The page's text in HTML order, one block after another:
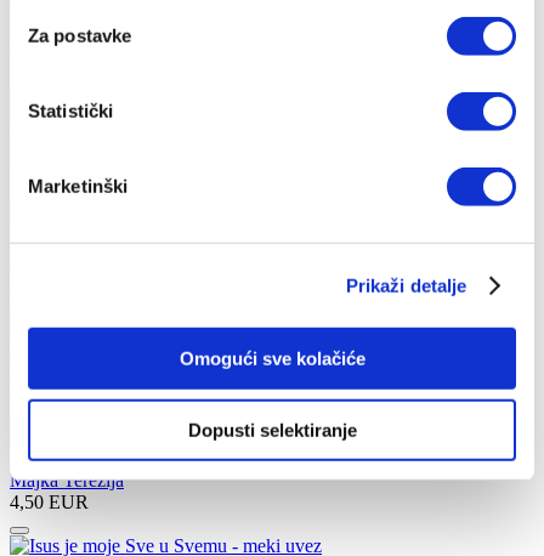
Za postavke
Statistički
Marketinški
Prikaži detalje
Omogući sve kolačiće
Dopusti selektiranje
Max Lucado
5,97 EUR
Križni put Gospodina našega Isusa Krista
Misli, anegdote, molitve
4,65 EUR
Misli za svaki dan
Majka Terezija
4,50 EUR